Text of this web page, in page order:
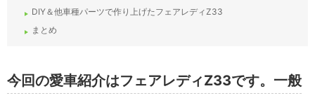
DIY＆他車種パーツで作り上げたフェアレディZ33
まとめ
今回の愛車紹介はフェアレディZ33です。一般